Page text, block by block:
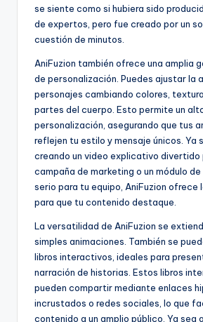
se siente como si hubiera sido
de expertos, pero fue creado por un
cuestión de minutos.
AniFuzion también ofrece una amplia
de personalización. Puedes ajustar la
personajes cambiando colores,
partes del cuerpo. Esto permite un
personalización, asegurando que tus
reflejen tu estilo y mensaje únicos. Ya
creando un video explicativo divertido
campaña de marketing o un módulo
serio para tu equipo, AniFuzion ofrece
para que tu contenido destaque.
La versatilidad de AniFuzion se
simples animaciones. También se
libros interactivos, ideales para
narración de historias. Estos libros
pueden compartir mediante enlaces
incrustados o redes sociales, lo que
contenido a un amplio público. Ya sea